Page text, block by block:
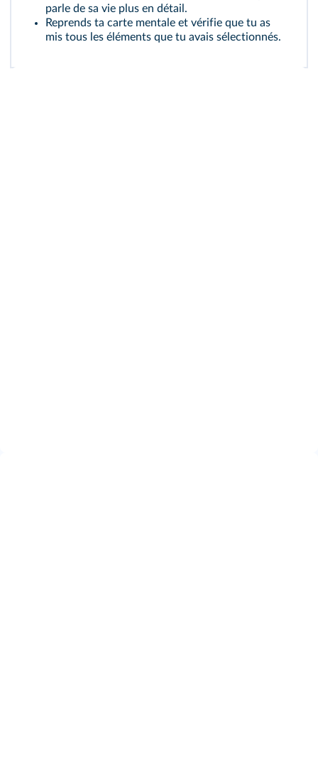
parle de sa vie plus en détail.
Reprends ta carte mentale et vérifie que tu as
mis tous les éléments que tu avais sélectionnés.